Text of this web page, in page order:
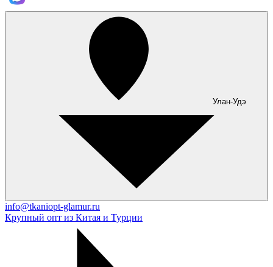
Улан-Удэ
info@tkaniopt-glamur.ru
Крупный опт из Китая и Турции